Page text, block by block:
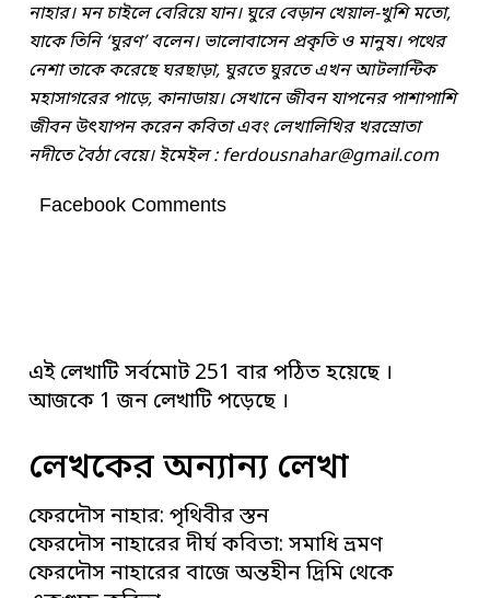
নাহার। মন চাইলে বেরিয়ে যান। ঘুরে বেড়ান খেয়াল-খুশি মতো,
যাকে তিনি ‘ঘুরণ’ বলেন। ভালোবাসেন প্রকৃতি ও মানুষ। পথের
নেশা তাকে করেছে ঘরছাড়া, ঘুরতে ঘুরতে এখন আটলান্টিক
মহাসাগরের পাড়ে, কানাডায়। সেখানে জীবন যাপনের পাশাপাশি
জীবন উৎযাপন করেন কবিতা এবং লেখালিখির খরস্রোতা
নদীতে বৈঠা বেয়ে। ইমেইল :ferdousnahar@gmail.com
Facebook Comments
এই লেখাটি সর্বমোট 251 বার পঠিত হয়েছে ।
আজকে 1 জন লেখাটি পড়েছে ।
লেখকের অন্যান্য লেখা
ফেরদৌস নাহার: পৃথিবীর স্তন
ফেরদৌস নাহারের দীর্ঘ কবিতা: সমাধি ভ্রমণ
ফেরদৌস নাহারের বাজে অন্তহীন দ্রিমি থেকে